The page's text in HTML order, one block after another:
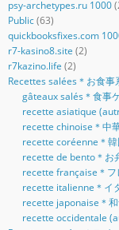
psy-archetypes.ru 1000
Public(63)
quickbooksfixes.com
r7-kasino8.site (2)
r7kazino.life (2)
Recettes salées＊お食事
gâteaux salés＊食事
recette asiatique
recette chinoise＊中
recette coréenne＊韓
recette de bento＊お
recette française＊フ
recette italienne＊イ
recette japonaise＊
recette occidentale